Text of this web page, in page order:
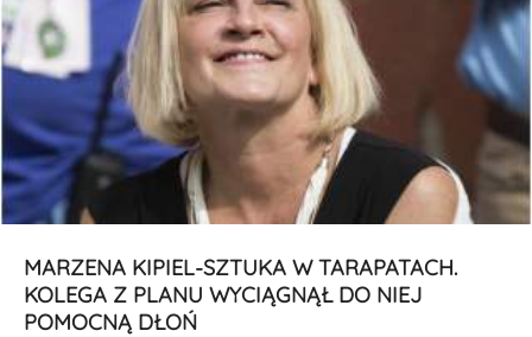
MARZENA KIPIEL-SZTUKA W TARAPATACH.
KOLEGA Z PLANU WYCIĄGNĄŁ DO NIEJ
POMOCNĄ DŁOŃ